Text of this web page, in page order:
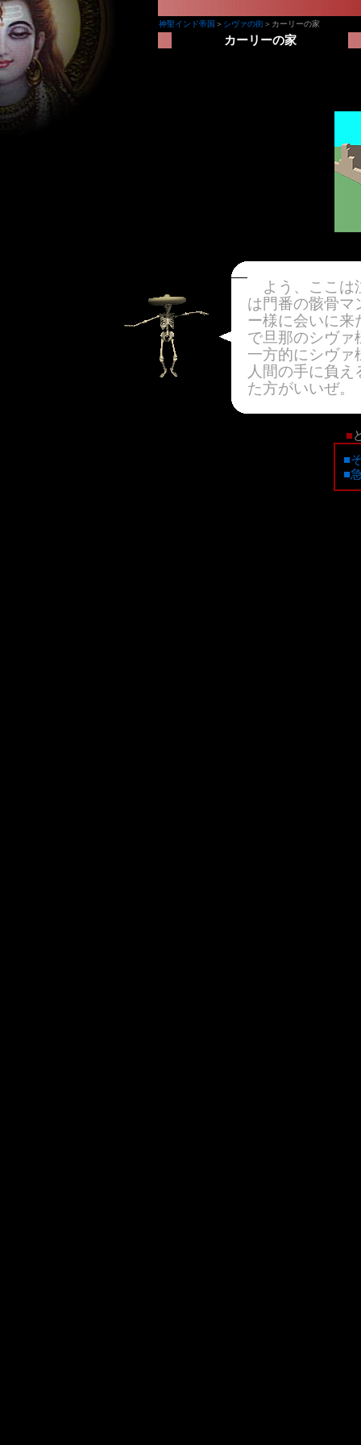
神聖インド帝国 ＞ シヴァの街＞カーリーの家
カーリーの家
よう、ここは
は門番の骸骨マ
ー様に会いに来
で旦那のシヴァ
一方的にシヴァ
人間の手に負
た方がいいぜ。
■
■
■